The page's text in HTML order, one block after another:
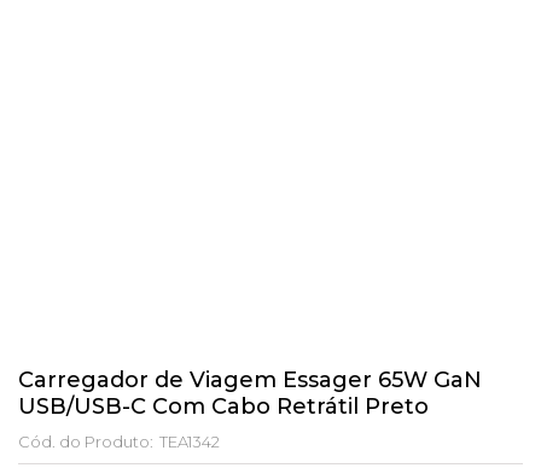
Carregador de Viagem Essager 65W GaN
USB/USB-C Com Cabo Retrátil Preto
Cód. do Produto: TEA1342